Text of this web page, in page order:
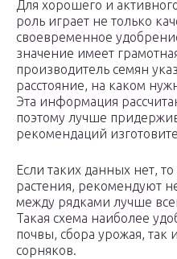
Для хорошего и
роль играет не только
своевременное
значение имеет
производитель семян
расстояние, на каком
Эта информация
поэтому лучше
рекомендаций
Если таких данных нет,
растения, рекомендуют
между рядками лучше
Такая схема наиболее
почвы, сбора урожая, так
сорняков.